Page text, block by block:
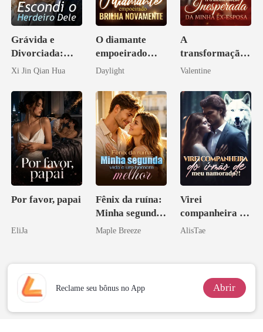
Grávida e
Divorciada:
Escondi o
Xi Jin Qian Hua
O diamante
empoeirado
brilha
Daylight
A
transformação
inesperada da
esposa
Valentine
Por favor, papai
EliJa
Fênix da ruína:
Minha segunda
vida e um
Maple Breeze
Virei
companheira do
irmão de meu
AlisTae
Reclame seu bônus no App Abrir